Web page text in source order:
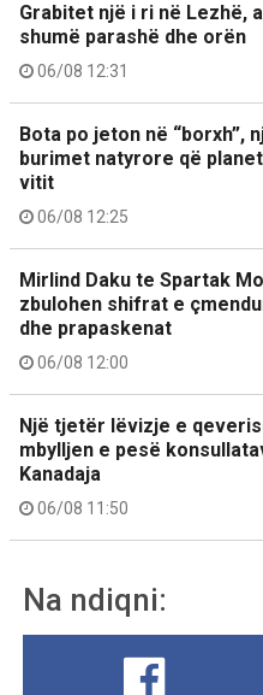
Grabitet një i ri në Lezhë,
shumë parashë dhe orën
06/08 12:31
Bota po jeton në “borxh”,
burimet natyrore që
vitit
06/08 12:25
Mirlind Daku te Spartak
zbulohen shifrat e
dhe prapaskenat
06/08 12:00
Një tjetër lëvizje e
mbylljen e pesë
Kanadaja
06/08 11:50
Na ndiqni: